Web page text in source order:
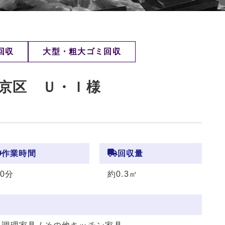
収 大型・粗大ゴミ回収
京区 Ｕ・Ｉ様
作業時間
分
回収量
約0.3㎥